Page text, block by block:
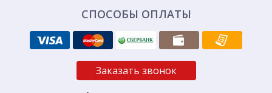
СПОСОБЫ ОПЛАТЫ
Заказать звонок